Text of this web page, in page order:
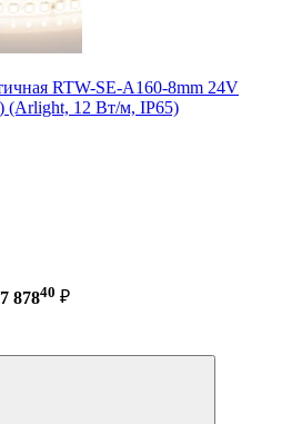
RTW-SE-A160-8mm 24V
(Arlight, 12 Вт/м, IP65)
7 87840 ₽